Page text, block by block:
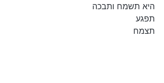
היא תשמח ותבכה
תפגע
תצמח